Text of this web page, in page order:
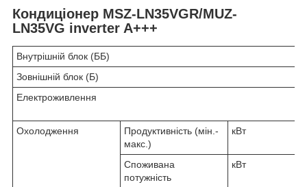
Кондиціонер MSZ-LN35VGR/MUZ-
LN35VG inverter A+++
Внутрішній блок (ББ)
Зовнішній блок (Б)
Електроживлення
Охолодження
Продуктивність (мін.-
макс.)
кВт
Споживана
потужність
кВт